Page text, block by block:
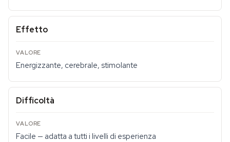
Effetto
Energizzante, cerebrale, stimolante
Difficoltà
Facile — adatta a tutti i livelli di esperienza